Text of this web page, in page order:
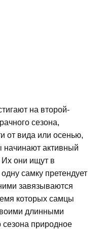
на второй-
сезона,
от вида или осенью,
активный
Их они ищут в
самку претендует
завязываются
которых самцы
длинными
природное